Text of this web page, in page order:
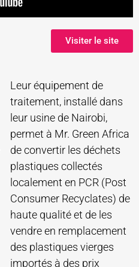
Visiter le site
Leur équipement de
traitement, installé dans
leur usine de Nairobi,
permet à Mr. Green Africa
de convertir les déchets
plastiques collectés
localement en PCR (Post
Consumer Recyclates) de
haute qualité et de les
vendre en remplacement
des plastiques vierges
importés à des prix